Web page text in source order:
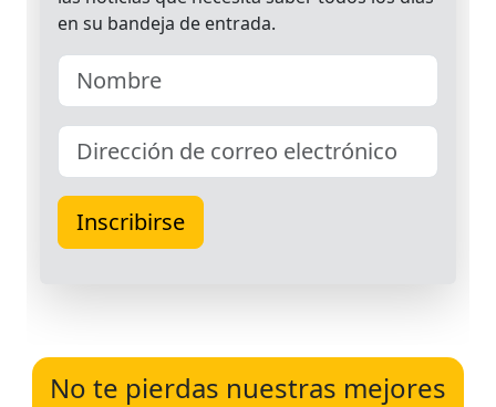
No te pierdas nuestras mejores